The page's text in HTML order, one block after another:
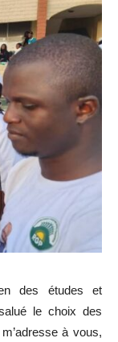
des études et
le choix des
à vous,